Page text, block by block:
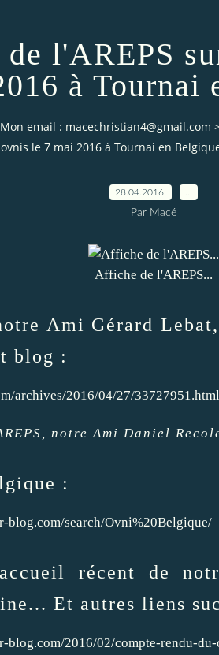
de l'AREPS
à Tournai
email : macechristian4@gmail.com
le 7 mai 2016 à Tournai en
28.04.2016
Par Macé
Affiche de l'AREPS...
Ami Gérard
blog :
archives/2016/04/27/
notre Ami Daniel
:
blog.com/search/Ovni%20Belgique/
récent de
Et autres liens
blog.com/2016/02/compte-rendu-